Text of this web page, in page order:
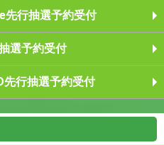
先行抽選予約受付
選予約受付
先行抽選予約受付